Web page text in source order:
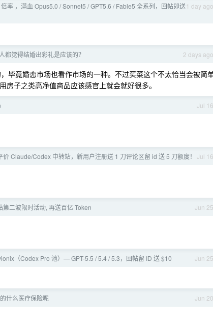
1 day ago
率 ，满血 Opus5.0 / Sonnet5 / GPT5.6 / Fable5 全系列，回帖即送
2 days ago
都觉得结婚出彩礼是应该的？
毕竟婚恋市场也看作市场的一种。不过买菜这个不太恰当会被简
房子之类高净值商品应该感官上就会就好很多。
Jul 16
Jul 16
Claude/Codex 中转站，新用户注册送 1 刀评论区留 id 送 5 刀额度！
Jun 25
第二波限时活动, 再送百亿 Token
Jun 25
（Codex Pro 池）— GPT-5.5 / 5.4 / 5.3，回帖留 ID 送 $10
Jun 20
什么医疗保险呢